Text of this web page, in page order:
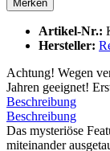
Merken
Artikel-Nr.:
Hersteller:
Achtung! Wegen
Jahren geeignet!
Beschreibung
Beschreibung
Das mysteriöse
miteinander